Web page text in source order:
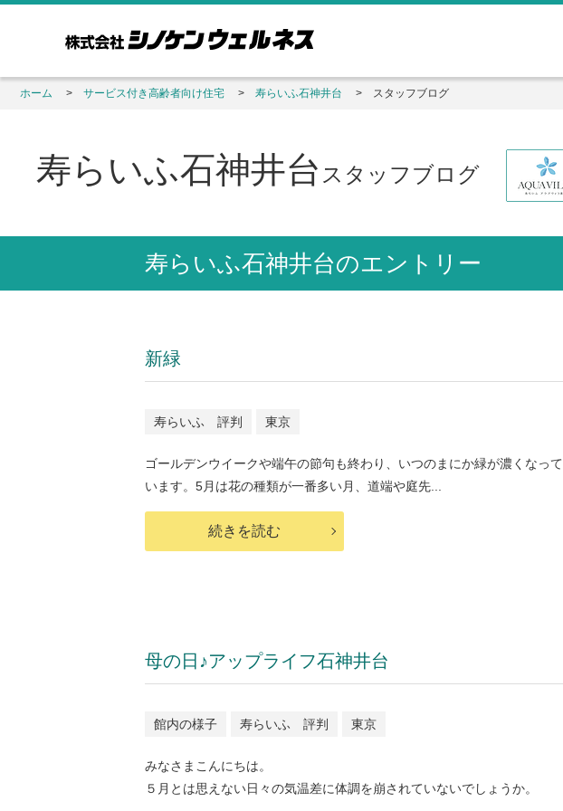
ホーム サービス付き高齢者向け住宅 寿らいふ石神井台 スタッフブログ
寿らいふ石神井台 スタッフブログ
寿らいふ石神井台のエントリー
新緑
寿らいふ 評判 東京
ゴールデンウイークや端午の節句も終わり、いつのまにか緑が濃くなって
います。5月は花の種類が一番多い月、道端や庭先...
続きを読む
母の日♪アップライフ石神井台
館内の様子 寿らいふ 評判 東京
みなさまこんにちは。
５月とは思えない日々の気温差に体調を崩されていないでしょうか。